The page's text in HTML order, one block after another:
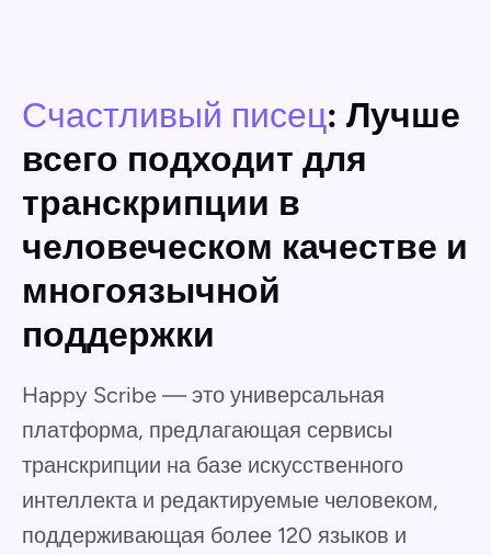
Счастливый писец: Лучше
всего подходит для
транскрипции в
человеческом качестве и
многоязычной
поддержки
Happy Scribe — это универсальная
платформа, предлагающая сервисы
транскрипции на базе искусственного
интеллекта и редактируемые человеком,
поддерживающая более 120 языков и